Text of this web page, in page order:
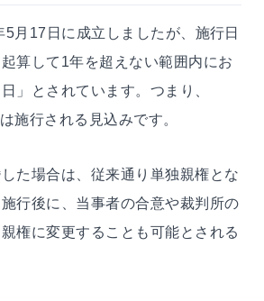
月17日に成立しましたが、施行日
算して1年を超えない範囲内にお
」とされています。つまり、
施行される見込みです。
た場合は、従来通り単独親権とな
行後に、当事者の合意や裁判所の
権に変更することも可能とされる